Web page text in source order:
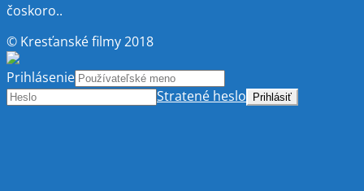
čoskoro..
© Kresťanské filmy 2018
Prihlásenie
Stratené heslo